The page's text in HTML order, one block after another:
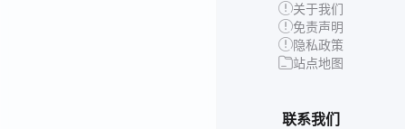
关于我们
免责声明
隐私政策
站点地图
联系我们